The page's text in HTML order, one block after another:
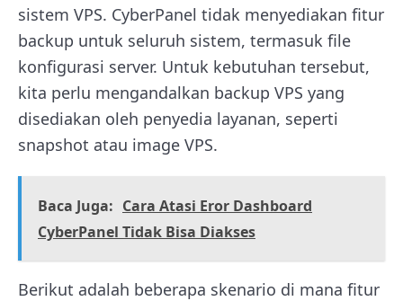
sistem VPS. CyberPanel tidak menyediakan fitur
backup untuk seluruh sistem, termasuk file
konfigurasi server. Untuk kebutuhan tersebut,
kita perlu mengandalkan backup VPS yang
disediakan oleh penyedia layanan, seperti
snapshot atau image VPS.
Baca Juga: Cara Atasi Eror Dashboard
CyberPanel Tidak Bisa Diakses
Berikut adalah beberapa skenario di mana fitur